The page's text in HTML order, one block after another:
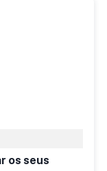
os seus